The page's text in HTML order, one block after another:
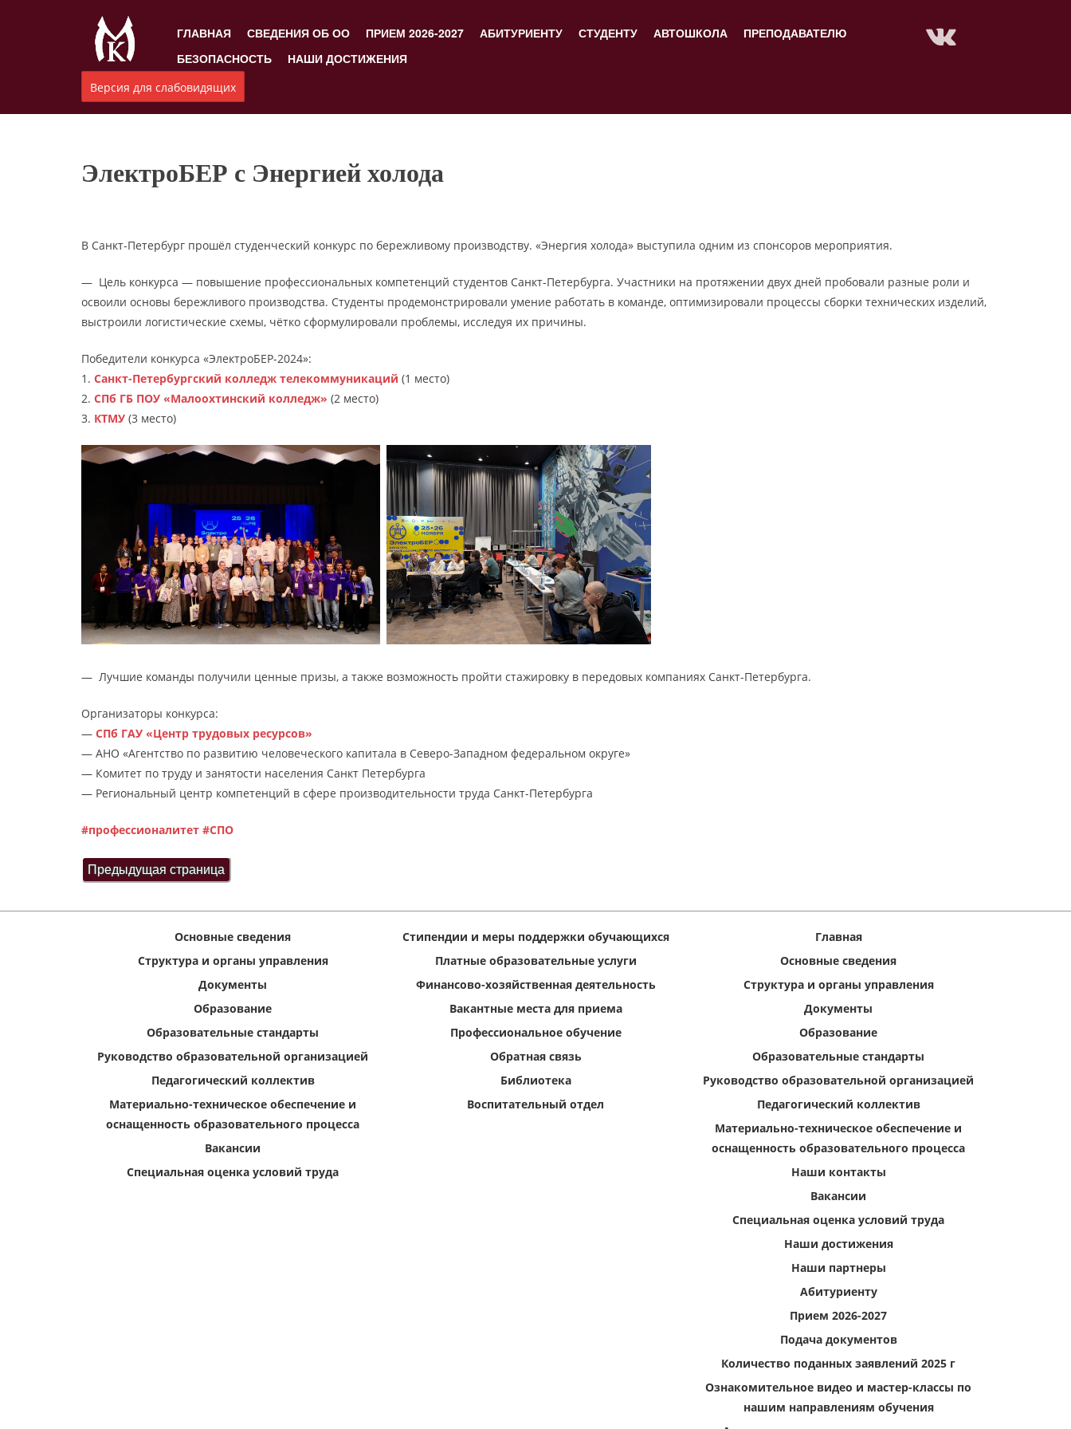
ГЛАВНАЯ СВЕДЕНИЯ ОБ ОО ПРИЕМ 2026-2027 АБИТУРИЕНТУ СТУДЕНТУ АВТОШКОЛА
ПРЕПОДАВАТЕЛЮ
БЕЗОПАСНОСТЬ
НАШИ ДОСТИЖЕНИЯ
Версия для слабовидящих
ЭлектроБЕР с Энергией холода
В Санкт-Петербург прошёл студенческий конкурс по бережливому производству. «Энергия холода» выступила одним из спонсоров мероприятия.
— Цель конкурса — повышение профессиональных компетенций студентов Санкт-Петербурга. Участники на протяжении двух дней пробовали разные роли и
освоили основы бережливого производства. Студенты продемонстрировали умение работать в команде, оптимизировали процессы сборки технических изделий,
выстроили логистические схемы, чётко сформулировали проблемы, исследуя их причины.
Победители конкурса «ЭлектроБЕР-2024»:
1. Санкт-Петербургский колледж телекоммуникаций (1 место)
2. СПб ГБ ПОУ «Малоохтинский колледж» (2 место)
3. КТМУ (3 место)
— Лучшие команды получили ценные призы, а также возможность пройти стажировку в передовых компаниях Санкт-Петербурга.
Организаторы конкурса:
— СПб ГАУ «Центр трудовых ресурсов»
— АНО «Агентство по развитию человеческого капитала в Северо-Западном федеральном округе»
— Комитет по труду и занятости населения Санкт Петербурга
— Региональный центр компетенций в сфере производительности труда Санкт-Петербурга
#профессионалитет #СПО
Основные сведения
Структура и органы управления
Документы
Образование
Образовательные стандарты
Руководство образовательной организацией
Педагогический коллектив
Материально-техническое обеспечение и
оснащенность образовательного процесса
Вакансии
Специальная оценка условий труда
Стипендии и меры поддержки обучающихся
Платные образовательные услуги
Финансово-хозяйственная деятельность
Вакантные места для приема
Профессиональное обучение
Обратная связь
Библиотека
Воспитательный отдел
Главная
Основные сведения
Структура и органы управления
Документы
Образование
Образовательные стандарты
Руководство образовательной организацией
Педагогический коллектив
Материально-техническое обеспечение и
оснащенность образовательного процесса
Наши контакты
Вакансии
Специальная оценка условий труда
Наши достижения
Наши партнеры
Абитуриенту
Прием 2026-2027
Подача документов
Количество поданных заявлений 2025 г
Ознакомительное видео и мастер-классы по
нашим направлениям обучения